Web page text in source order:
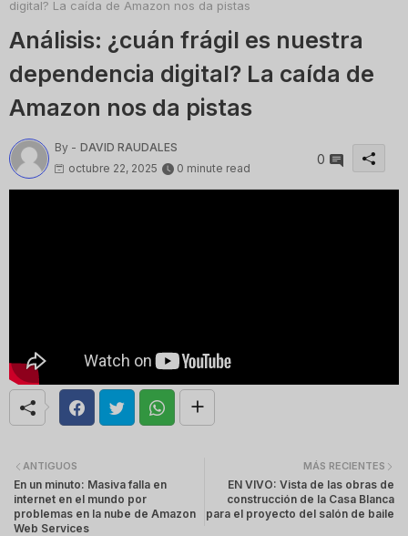
digital? La caída de Amazon nos da pistas
Análisis: ¿cuán frágil es nuestra
dependencia digital? La caída de
Amazon nos da pistas
By - DAVID RAUDALES
octubre 22, 2025
0 minute read
0
MÁS RECIENTES
EN VIVO: Vista de las obras de
construcción de la Casa Blanca
para el proyecto del salón de baile
ANTIGUOS
En un minuto: Masiva falla en
internet en el mundo por
problemas en la nube de Amazon
Web Services